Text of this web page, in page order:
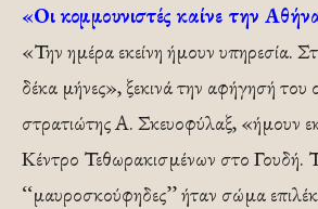
«Οι κομμουνιστές καίνε την
«Την ημέρα εκείνη ήμουν υπηρεσία.
δέκα μήνες», ξεκινά την αφήγησή του
στρατιώτης Α. Σκευοφύλαξ, «ήμουν
Κέντρο Τεθωρακισμένων στο Γουδή.
‘‘μαυροσκούφηδες’’ ήταν σώμα